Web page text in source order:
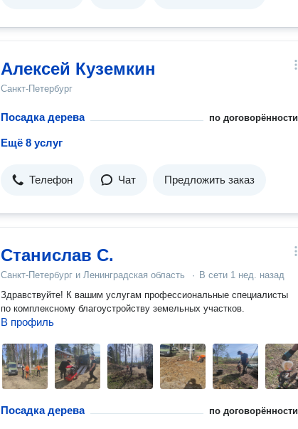
Алексей Куземкин
Санкт-Петербург
Посадка дерева по договорённости
Ещё 8 услуг
Телефон Чат Предложить заказ
Станислав С.
Санкт-Петербург и Ленинградская область · В сети 1 нед. назад
Здравствуйте! К вашим услугам профессиональные специалисты
по комплексному благоустройству земельных участков.
В профиль
Посадка дерева по договорённости